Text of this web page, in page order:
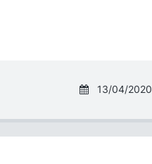
13/04/2020